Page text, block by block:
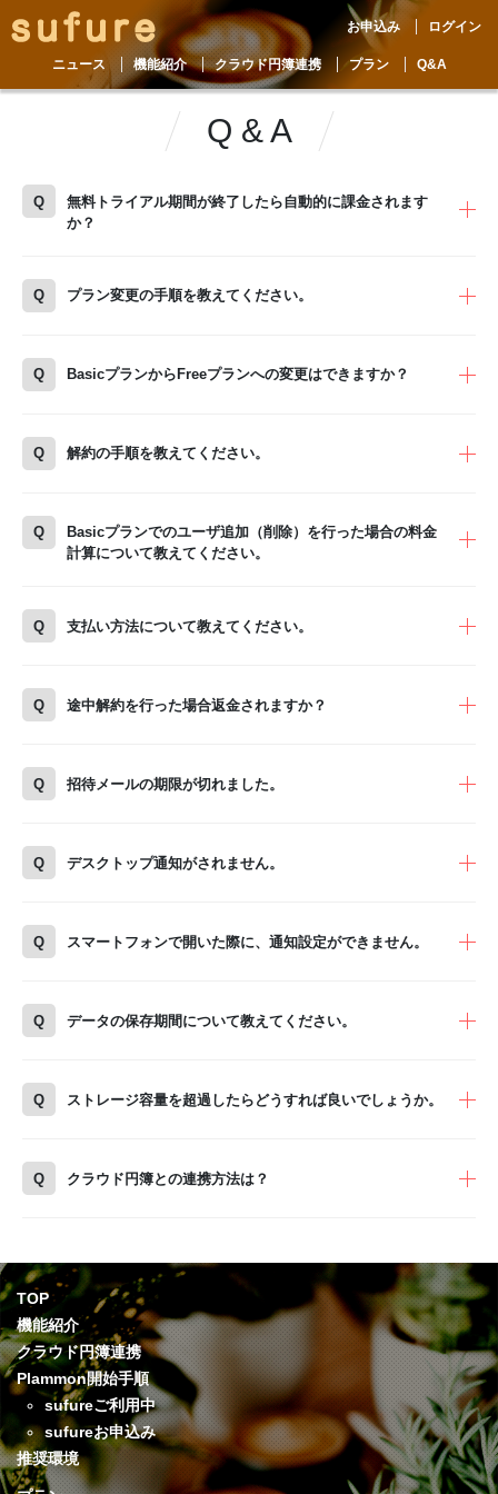
ニュース 機能紹介 クラウド円簿連携 プラン Q&A
お申込み ログイン
Q & A
Q
無料トライアル期間が終了したら自動的に課金されます
か？
Q プラン変更の手順を教えてください。
Q BasicプランからFreeプランへの変更はできますか？
Q 解約の手順を教えてください。
Q
Basicプランでのユーザ追加（削除）を行った場合の料金
計算について教えてください。
Q 支払い方法について教えてください。
Q 途中解約を行った場合返金されますか？
Q 招待メールの期限が切れました。
Q デスクトップ通知がされません。
Q スマートフォンで開いた際に、通知設定ができません。
Q データの保存期間について教えてください。
Q ストレージ容量を超過したらどうすれば良いでしょうか。
Q クラウド円簿との連携方法は？
TOP
機能紹介
クラウド円簿連携
Plammon開始手順
sufureご利用中
sufureお申込み
推奨環境